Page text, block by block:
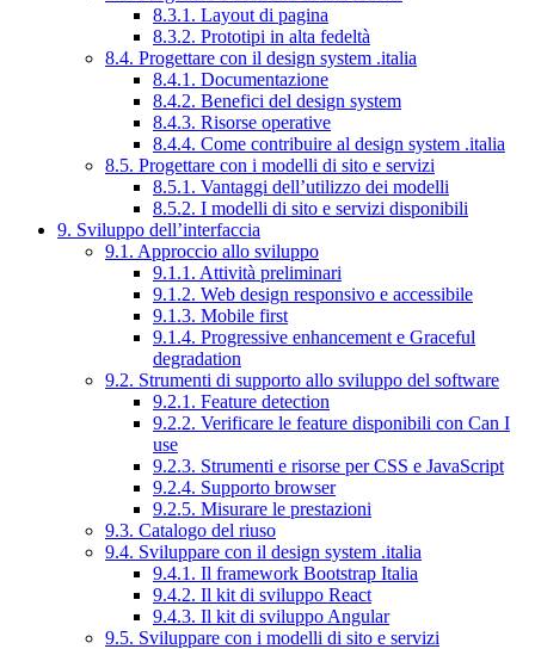
8.3.1. Layout di pagina
8.3.2. Prototipi in alta fedeltà
8.4. Progettare con il design system .italia
8.4.1. Documentazione
8.4.2. Benefici del design system
8.4.3. Risorse operative
8.4.4. Come contribuire al design system .italia
8.5. Progettare con i modelli di sito e servizi
8.5.1. Vantaggi dell’utilizzo dei modelli
8.5.2. I modelli di sito e servizi disponibili
9. Sviluppo dell’interfaccia
9.1. Approccio allo sviluppo
9.1.1. Attività preliminari
9.1.2. Web design responsivo e accessibile
9.1.3. Mobile first
9.1.4. Progressive enhancement e Graceful
degradation
9.2. Strumenti di supporto allo sviluppo del software
9.2.1. Feature detection
9.2.2. Verificare le feature disponibili con Can I
use
9.2.3. Strumenti e risorse per CSS e JavaScript
9.2.4. Supporto browser
9.2.5. Misurare le prestazioni
9.3. Catalogo del riuso
9.4. Sviluppare con il design system .italia
9.4.1. Il framework Bootstrap Italia
9.4.2. Il kit di sviluppo React
9.4.3. Il kit di sviluppo Angular
9.5. Sviluppare con i modelli di sito e servizi